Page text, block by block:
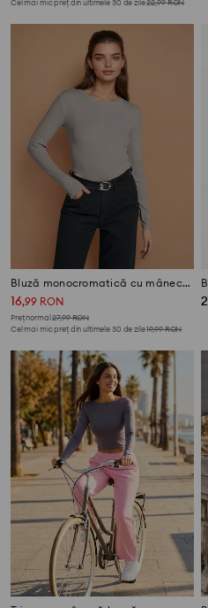
Bluză monocromatică cu mânecă lungă
16,99 RON
Preț normal27,99RON
Cel mai mic preț din ultimele 30 de zile19,99RON